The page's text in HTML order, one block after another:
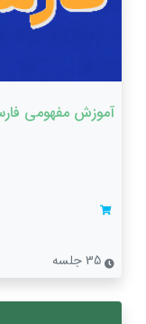
آموزش مفهومی